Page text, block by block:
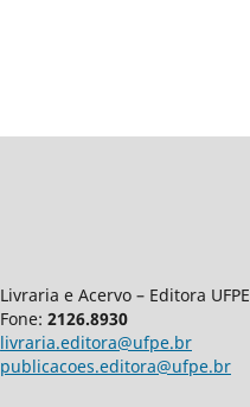
Livraria e Acervo – Editora UFPE
Fone: 2126.8930
livraria.editora@ufpe.br
publicacoes.editora@ufpe.br